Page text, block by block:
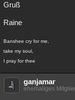
Gruß
Raine
Banshee cry for me,
take my soul,
I pray for thee
ganjamar
ehemaliges